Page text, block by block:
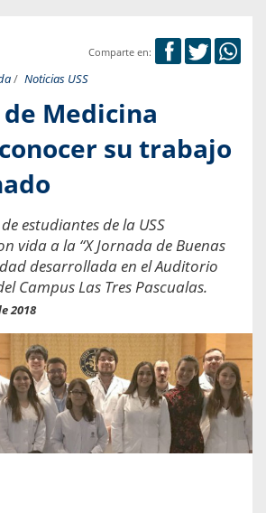
Comparte en:
/ Noticias USS
Medicina
su trabajo
estudiantes de la USS
vida a la “X Jornada de Buenas
desarrollada en el Auditorio
Campus Las Tres Pascualas.
2018